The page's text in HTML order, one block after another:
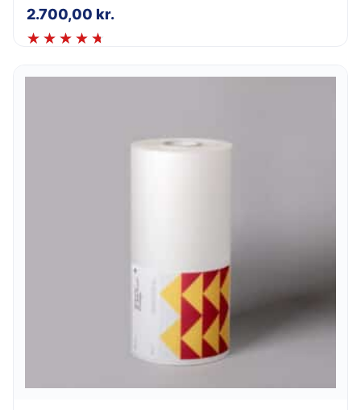
2.700,00 kr.